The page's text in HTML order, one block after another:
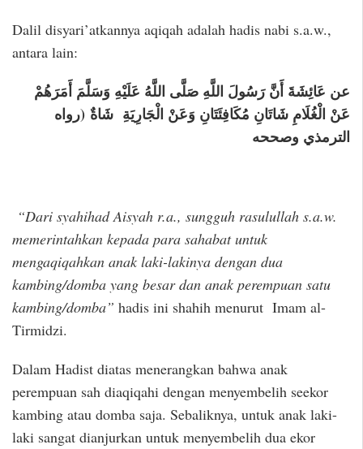
Dalil disyari’atkannya aqiqah adalah hadis nabi s.a.w.,
antara lain:
عن عَائِشَةَ أَنَّ رَسُولَ اللَّهِ صَلَّى اللَّهُ عَلَيْهِ وَسَلَّمَ أَمَرَهُمْ
عَنْ الْغُلَامِ شَاتَانِ مُكَافِئَتَانِ وَعَنْ الْجَارِيَةِ شَاةٌ (رواه
الترمذي وصححه
“Dari syahihad Aisyah r.a., sungguh rasulullah s.a.w.
memerintahkan kepada para sahabat untuk
mengaqiqahkan anak laki-lakinya dengan dua
kambing/domba yang besar dan anak perempuan satu
kambing/domba” hadis ini shahih menurut Imam al-
Tirmidzi.
Dalam Hadist diatas menerangkan bahwa anak
perempuan sah diaqiqahi dengan menyembelih seekor
kambing atau domba saja. Sebaliknya, untuk anak laki-
laki sangat dianjurkan untuk menyembelih dua ekor